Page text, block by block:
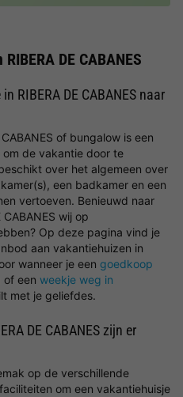
DE CABANES
RIBERA DE CABANES naar
of bungalow is een
de vakantie door te
over het algemeen over
een badkamer en een
vertoeven. Benieuwd naar
wij op
Op deze pagina vind je
aan vakantiehuizen in
wanneer je een goedkoop
of een weekje weg in
met je geliefdes.
DE CABANES zijn er
op de verschillende
om een vakantiehuisje